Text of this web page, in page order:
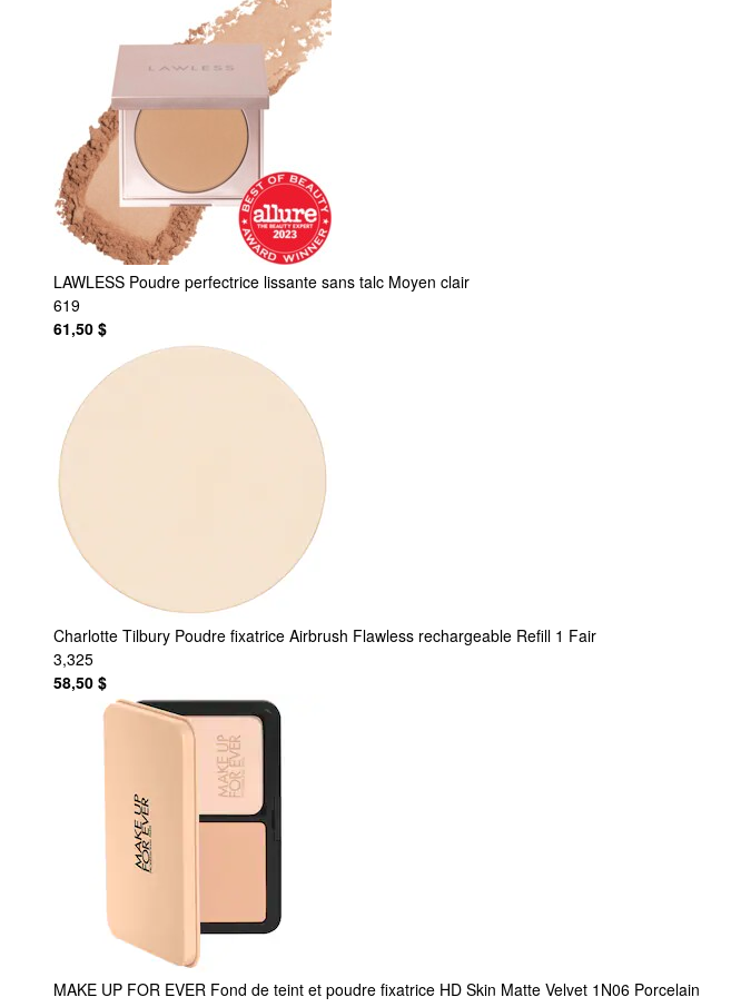
LAWLESS Poudre perfectrice lissante sans talc Moyen clair
619
61,50 $
Charlotte Tilbury Poudre fixatrice Airbrush Flawless rechargeable Refill 1 Fair
3,325
58,50 $
MAKE UP FOR EVER Fond de teint et poudre fixatrice HD Skin Matte Velvet 1N06 Porcelain